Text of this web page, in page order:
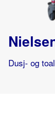
Dusj- og